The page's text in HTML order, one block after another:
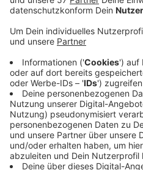
100.000 Einwohner etwa
Lippe nur rund 204. Im
während Westfalen-Lippe
rangiert, wie aus einer
Kassenärztlichen
die der Nachrichtenagentur
Vor Nordrhein liegen
Hamburg (310), Bremen
Westfalen-Lippe liegen nur